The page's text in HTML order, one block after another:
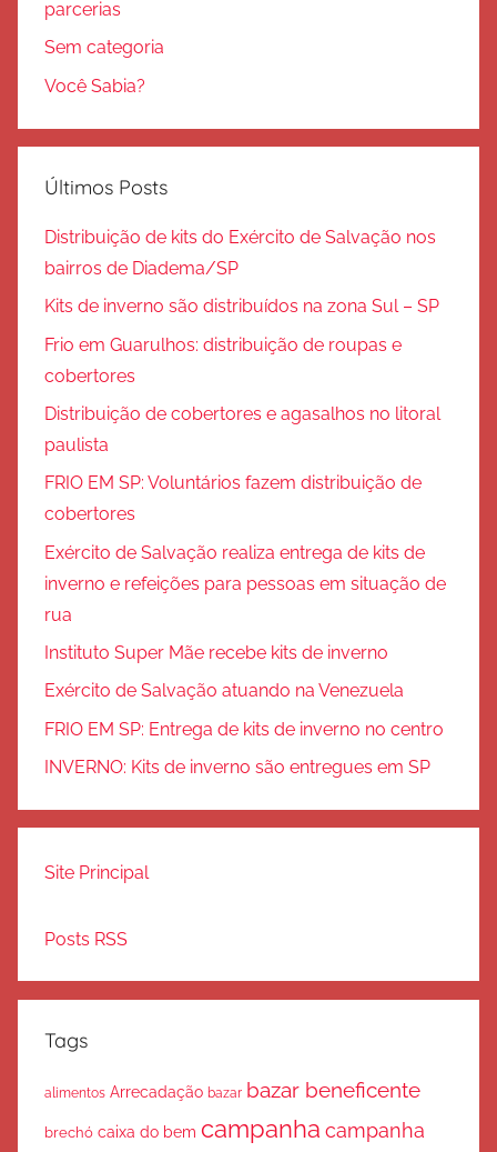
parcerias
Sem categoria
Você Sabia?
Últimos Posts
Distribuição de kits do Exército de Salvação nos
bairros de Diadema/SP
Kits de inverno são distribuídos na zona Sul – SP
Frio em Guarulhos: distribuição de roupas e
cobertores
Distribuição de cobertores e agasalhos no litoral
paulista
FRIO EM SP: Voluntários fazem distribuição de
cobertores
Exército de Salvação realiza entrega de kits de
inverno e refeições para pessoas em situação de
rua
Instituto Super Mãe recebe kits de inverno
Exército de Salvação atuando na Venezuela
FRIO EM SP: Entrega de kits de inverno no centro
INVERNO: Kits de inverno são entregues em SP
Site Principal
Posts RSS
Tags
alimentos Arrecadação bazar bazar beneficente
brechó caixa do bem campanha campanha